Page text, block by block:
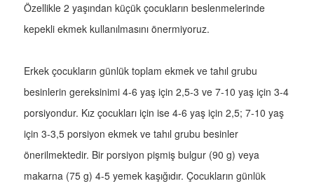
Özellikle 2 yaşından küçük çocukların beslenmelerinde
kepekli ekmek kullanılmasını önermiyoruz.
Erkek çocukların günlük toplam ekmek ve tahıl grubu
besinlerin gereksinimi 4-6 yaş için 2,5-3 ve 7-10 yaş için 3-4
porsiyondur. Kız çocukları için ise 4-6 yaş için 2,5; 7-10 yaş
için 3-3,5 porsiyon ekmek ve tahıl grubu besinler
önerilmektedir. Bir porsiyon pişmiş bulgur (90 g) veya
makarna (75 g) 4-5 yemek kaşığıdır. Çocukların günlük